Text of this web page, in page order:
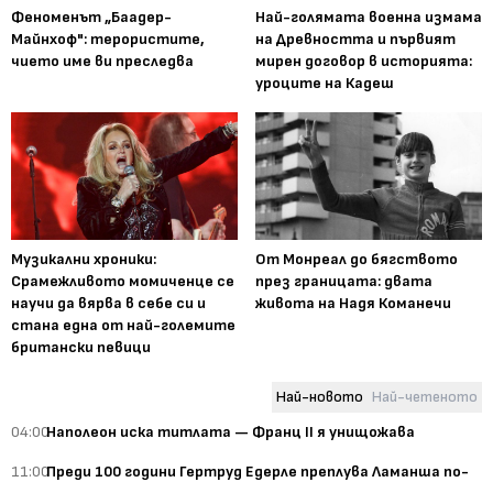
Феноменът „Баадер-
Майнхоф": терористите,
чието име ви преследва
Най-голямата военна измама
на Древността и първият
мирен договор в историята:
уроците на Кадеш
Музикални хроники:
Срамежливото момиченце се
научи да вярва в себе си и
стана една от най-големите
британски певици
От Монреал до бягството
през границата: двата
живота на Надя Команечи
Най-новото Най-четеното
04:00Наполеон иска титлата — Франц II я унищожава
11:00Преди 100 години Гертруд Едерле преплува Ламанша по-